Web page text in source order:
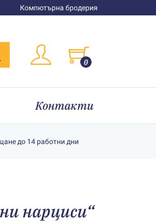
Компютърна бродерия
0
Контакти
до 14 работни дни
нарциси“